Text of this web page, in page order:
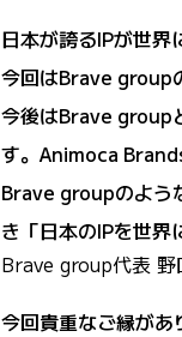
日本が誇るIPが世界
今回はBrave group
今後はBrave group
す。Animoca
Brave groupのよう
き「日本のIPを世界
Brave group代表 野
今回貴重なご縁があ